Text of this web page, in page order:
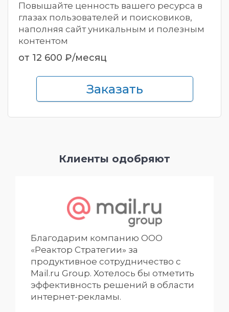
Повышайте ценность вашего ресурса в
глазах пользователей и поисковиков,
наполняя сайт уникальным и полезным
контентом
от 12 600 ₽/месяц
Заказать
Клиенты одобряют
Благодарим компанию ООО
«Реактор Стратегии» за
продуктивное сотрудничество с
Mail.ru Group. Хотелось бы отметить
эффективность решений в области
интернет-рекламы.